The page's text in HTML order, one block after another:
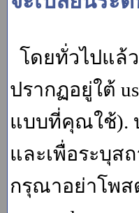
โดยทั่วไปแล้
ปรากฏอยู่ใต้
แบบที่คุณใช้).
และเพื่อระบุส
กรุณาอย่าโพส